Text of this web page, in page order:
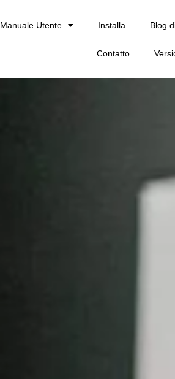
Manuale Utente Installa Blog
Contatto